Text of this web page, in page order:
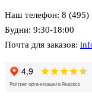
Наш телефон: 8 (495)
Будни: 9:30-18:00
Почта для заказов: